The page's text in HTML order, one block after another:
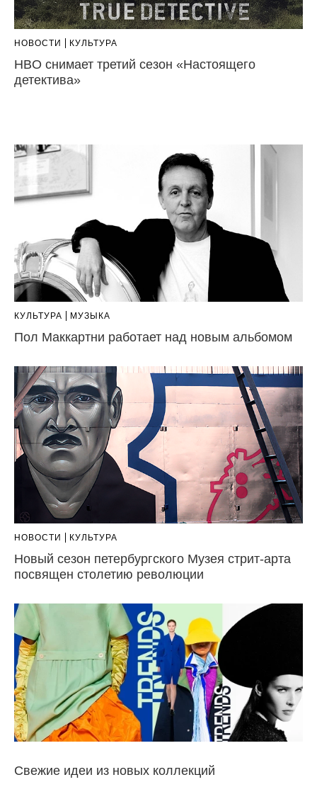
НОВОСТИ КУЛЬТУРА
HBO снимает третий сезон «Настоящего
детектива»
КУЛЬТУРА МУЗЫКА
Пол Маккартни работает над новым альбомом
НОВОСТИ КУЛЬТУРА
Новый сезон петербургского Музея стрит-арта
посвящен столетию революции
Свежие идеи из новых коллекций